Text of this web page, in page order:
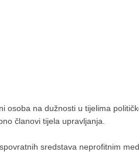
na dužnosti u tijelima
članovi tijela upravljanja.
sredstava neprofitnim